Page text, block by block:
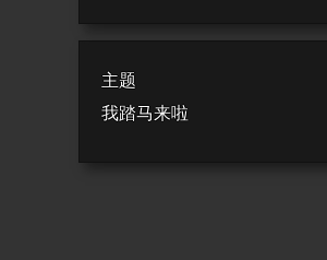
主题
我踏马来啦